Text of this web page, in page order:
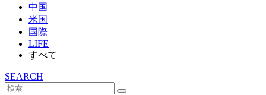
中国
米国
国際
LIFE
すべて
SEARCH